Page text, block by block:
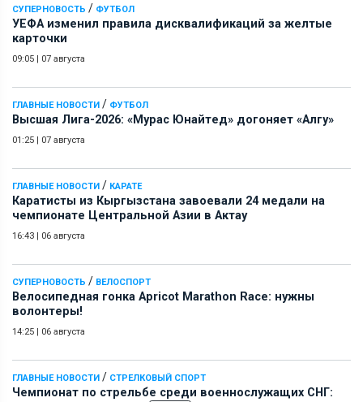
СУПЕРНОВОСТЬ / ФУТБОЛ
УЕФА изменил правила дисквалификаций за желтые
карточки
09:05 | 07 августа
ГЛАВНЫЕ НОВОСТИ / ФУТБОЛ
Высшая Лига-2026: «Мурас Юнайтед» догоняет «Алгу»
01:25 | 07 августа
ГЛАВНЫЕ НОВОСТИ / КАРАТЕ
Каратисты из Кыргызстана завоевали 24 медали на
чемпионате Центральной Азии в Актау
16:43 | 06 августа
СУПЕРНОВОСТЬ / ВЕЛОСПОРТ
Велосипедная гонка Apricot Marathon Race: нужны
волонтеры!
14:25 | 06 августа
ГЛАВНЫЕ НОВОСТИ / СТРЕЛКОВЫЙ СПОРТ
Чемпионат по стрельбе среди военнослужащих СНГ: